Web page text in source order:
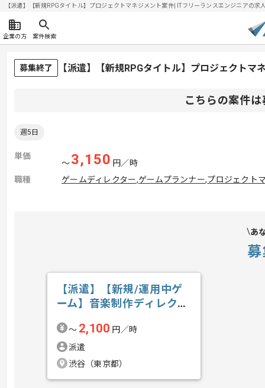
【派遣】【新規RPGタイトル】プロジェクトマネジメント案件| ITフリーランスエンジニアの
企業の方 案件検索
募集終了 【派遣】【新規RPGタイトル】プロジェクトマ
こちらの案件
週5日
単価
〜3,150 円／時
職種
ゲームディレクター,ゲームプランナー,プロジェクト
あ
【派遣】【新規/運用中ゲ
ーム】音楽制作ディレクシ
〜 2,100 円／時
派遣
渋谷（東京都）